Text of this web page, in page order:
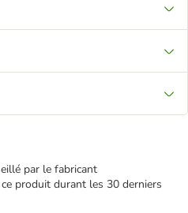
par le fabricant
produit durant les 30 derniers